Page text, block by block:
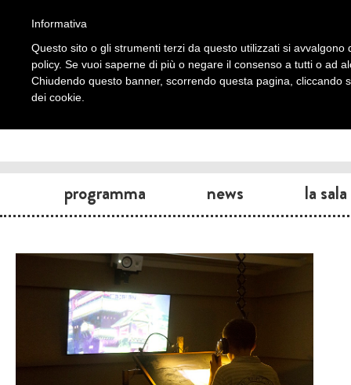
programma news la sala
Informativa
Questo sito o gli strumenti terzi da questo utilizzati si
policy. Se vuoi saperne di più o negare il consenso a tutti o ad
Chiudendo questo banner, scorrendo questa pagina, cliccando
dei cookie.